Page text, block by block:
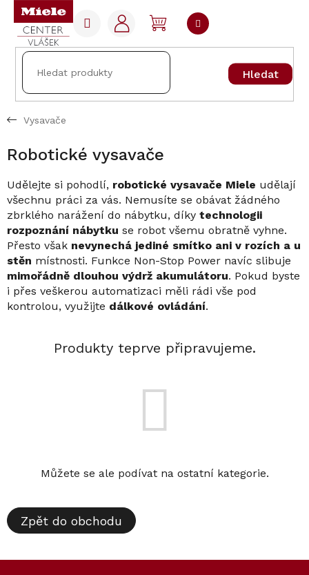
Přejít
obsah
Hledat
NÁKUPNÍ
KOŠÍK
Vysavače
Robotické vysavače
Udělejte si pohodlí, robotické vysavače Miele udělají
všechnu práci za vás. Nemusíte se obávat žádného
zbrklého narážení do nábytku, díky technologii
rozpoznání nábytku se robot všemu obratně vyhne.
Přesto však nevynechá jediné smítko ani v rozích a u
stěn místnosti. Funkce Non-Stop Power navíc slibuje
mimořádně dlouhou výdrž akumulátoru. Pokud byste
i přes veškerou automatizaci měli rádi vše pod
kontrolou, využijte dálkové ovládání.
Produkty teprve připravujeme.
Můžete se ale podívat na ostatní kategorie.
Zpět do obchodu